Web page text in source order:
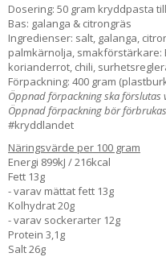
Dosering: 50 gram kryddpasta
Bas: galanga & citrongräs
Ingredienser: salt, galanga,
palmkärnolja, smakförstärkare:
korianderrot, chili,
Förpackning: 400 gram
Öppnad förpackning ska förslutas
Öppnad förpackning bör
#kryddlandet
Näringsvärde per 100 gram
Energi 899kJ / 216kcal
Fett 13g
- varav mättat fett 13g
Kolhydrat 20g
- varav sockerarter 12g
Protein 3,1g
Salt 26g